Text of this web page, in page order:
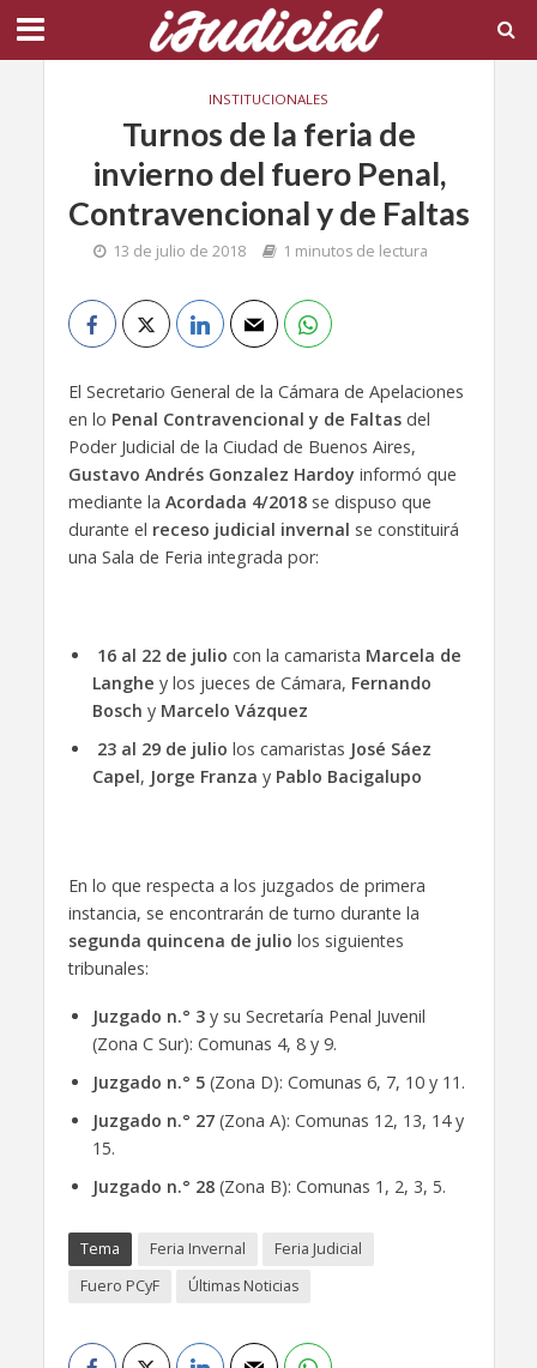
INSTITUCIONALES
Turnos de la feria de
invierno del fuero Penal,
Contravencional y de Faltas
13 de julio de 2018 1 minutos de lectura
El Secretario General de la Cámara de Apelaciones
en lo Penal Contravencional y de Faltasdel
Poder Judicial de la Ciudad de Buenos Aires,
Gustavo Andrés Gonzalez Hardoyinformó que
mediante la Acordada 4/2018se dispuso que
durante el receso judicial invernal se constituirá
una Sala de Feria integrada por:
16 al 22 de julio con la camarista Marcela de
Langhe y los jueces de Cámara, Fernando
Bosch y Marcelo Vázquez
23 al 29 de julio los camaristas José Sáez
Capel, Jorge Franza y Pablo Bacigalupo
En lo que respecta a los juzgados de primera
instancia, se encontrarán de turno durante la
segunda quincena de julio los siguientes
tribunales:
Juzgado n.° 3 y su Secretaría Penal Juvenil
(Zona C Sur): Comunas 4, 8 y 9.
Juzgado n.° 5(Zona D): Comunas 6, 7, 10 y 11.
Juzgado n.° 27(Zona A): Comunas 12, 13, 14 y
15.
Juzgado n.° 28(Zona B): Comunas 1, 2, 3, 5.
Tema Feria Invernal
Feria Judicial
Fuero PCyF
Últimas Noticias